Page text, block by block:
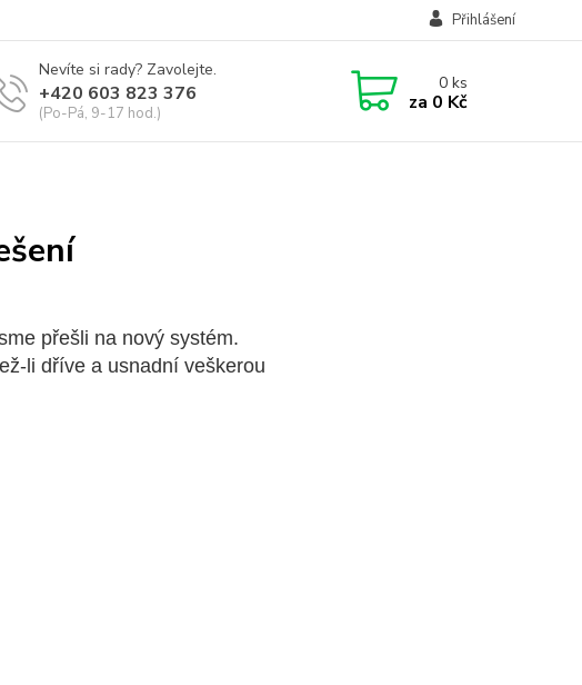
Přihlášení
Nevíte si rady? Zavolejte.
+420 603 823 376
(Po-Pá, 9-17 hod.)
0ks
za 0 Kč
přešli na nový systém.
li dříve a usnadní veškerou